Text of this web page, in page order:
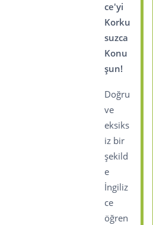
ce'yi
Korku
suzca
Konu
şun!
Doğru
ve
eksiks
iz bir
şekild
e
İngiliz
ce
öğren